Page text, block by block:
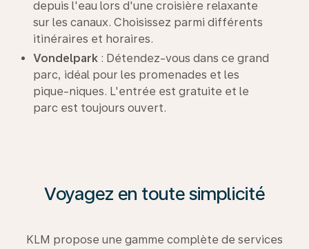
depuis l'eau lors d'une croisière relaxante
sur les canaux. Choisissez parmi différents
itinéraires et horaires.
Vondelpark : Détendez-vous dans ce grand
parc, idéal pour les promenades et les
pique-niques. L'entrée est gratuite et le
parc est toujours ouvert.
Voyagez en toute simplicité
KLM propose une gamme complète de services